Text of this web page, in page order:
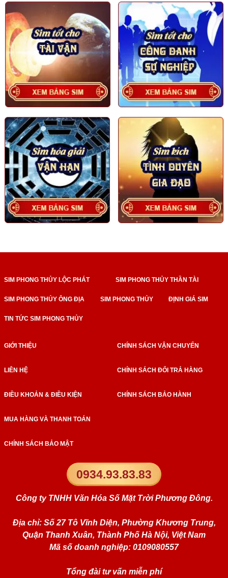
SIM PHONG THỦY LỘC PHÁT SIM PHONG THỦY THẦN TÀI
SIM PHONG THỦY ÔNG ĐỊA SIM PHONG THỦY ĐỊNH GIÁ SIM
TIN TỨC SIM PHONG THỦY
0934.93.83.83
Công ty TNHH Văn Hóa Số Mặt Trời Phương Đông.
Địa chỉ: Số 27 Tô Vĩnh Diện, Phường Khương Trung,
Quận Thanh Xuân, Thành Phố Hà Nội, Việt Nam
Mã số doanh nghiệp: 0109080557
Tổng đài tư vấn miễn phí
GIỚI THIỆU
LIÊN HỆ
ĐIỀU KHOẢN & ĐIỀU KIỆN
MUA HÀNG VÀ THANH TOÁN
CHÍNH SÁCH BẢO MẬT
CHÍNH SÁCH VẬN CHUYỂN
CHÍNH SÁCH ĐỔI TRẢ HÀNG
CHÍNH SÁCH BẢO HÀNH